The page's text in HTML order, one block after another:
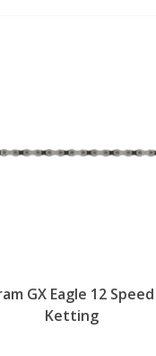
GX Eagle 12 Speed
Ketting